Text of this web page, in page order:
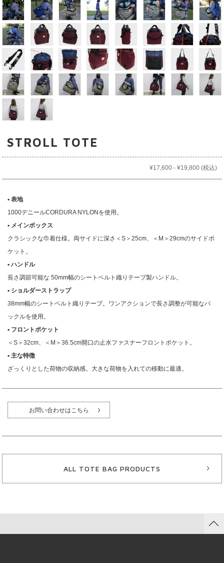
STROLL TOTE
¥17,600 - ¥19,800(税込)
▪︎ 表地
1000デニールCORDURA NYLONを使用。
▪︎ メインボックス
クラシックな巾着仕様。両サイドに深さ＜S＞25cm、＜M＞29cmのサイドポ
ケット。
▪︎ ハンドル
長さ調節可能な 50mm幅のシートベルト織りテープ製ハンドル。
▪︎ ショルダーストラップ
38mm幅のシートベルト織りテープ。ワンアクションで長さ調整が可能なバ
ックルを使用。
▪︎ フロントポケット
＜S＞32cm、＜M＞36.5cm開口の止水ファスナーフロントポケット。
▪︎ 主な特徴
ざっくりとした荷物の収納感。大きな荷物を入れての移動に最適。
お問い合わせはこちら
ALL TOTE BAG PRODUCTS